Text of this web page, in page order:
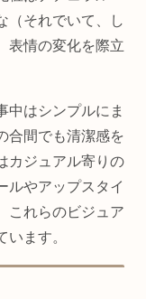
（それでいて、し
表情の変化を際立
中はシンプルにま
合間でも清潔感を
カジュアル寄りの
ルやアップスタイ
これらのビジュア
ます。